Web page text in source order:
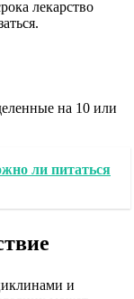
лекарство
на 10 или
ли питаться
и